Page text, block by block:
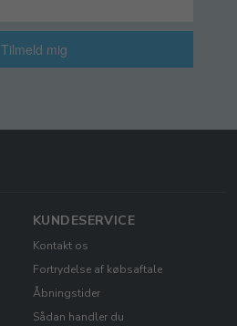
Tilmeld mig
KUNDESERVICE
Kontakt os
Fortrydelse af købsaftale
Åbningstider
Sådan handler du